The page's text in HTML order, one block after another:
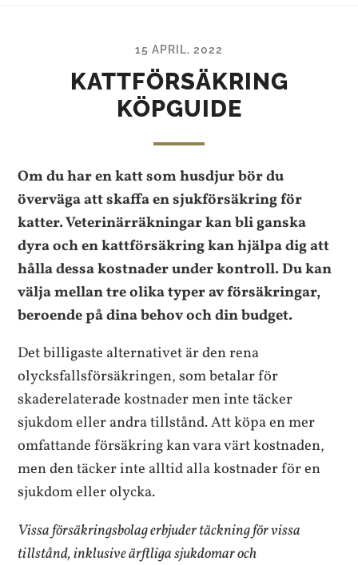
15 APRIL, 2022
KATTFÖRSÄKRING
KÖPGUIDE
Om du har en katt som husdjur bör du
överväga att skaffa en sjukförsäkring för
katter. Veterinärräkningar kan bli ganska
dyra och en kattförsäkring kan hjälpa dig att
hålla dessa kostnader under kontroll. Du kan
välja mellan tre olika typer av försäkringar,
beroende på dina behov och din budget.
Det billigaste alternativet är den rena
olycksfallsförsäkringen, som betalar för
skaderelaterade kostnader men inte täcker
sjukdom eller andra tillstånd. Att köpa en mer
omfattande försäkring kan vara värt kostnaden,
men den täcker inte alltid alla kostnader för en
sjukdom eller olycka.
Vissa försäkringsbolag erbjuder täckning för vissa
tillstånd, inklusive ärftliga sjukdomar och